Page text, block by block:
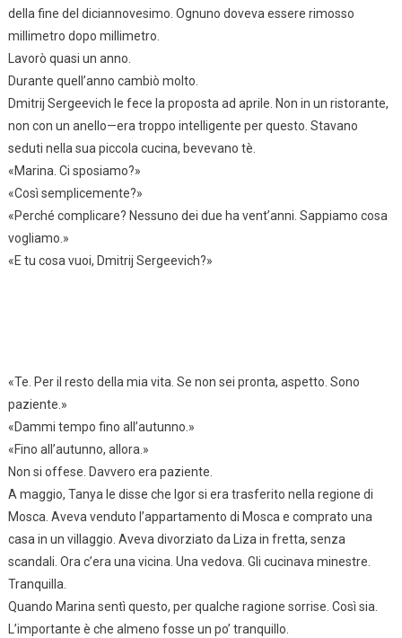
della fine del diciannovesimo. Ognuno doveva essere rimosso
millimetro dopo millimetro.
Lavorò quasi un anno.
Durante quell’anno cambiò molto.
Dmitrij Sergeevich le fece la proposta ad aprile. Non in un ristorante,
non con un anello—era troppo intelligente per questo. Stavano
seduti nella sua piccola cucina, bevevano tè.
«Marina. Ci sposiamo?»
«Così semplicemente?»
«Perché complicare? Nessuno dei due ha vent’anni. Sappiamo cosa
vogliamo.»
«E tu cosa vuoi, Dmitrij Sergeevich?»
«Te. Per il resto della mia vita. Se non sei pronta, aspetto. Sono
paziente.»
«Dammi tempo fino all’autunno.»
«Fino all’autunno, allora.»
Non si offese. Davvero era paziente.
A maggio, Tanya le disse che Igor si era trasferito nella regione di
Mosca. Aveva venduto l’appartamento di Mosca e comprato una
casa in un villaggio. Aveva divorziato da Liza in fretta, senza
scandali. Ora c’era una vicina. Una vedova. Gli cucinava minestre.
Tranquilla.
Quando Marina sentì questo, per qualche ragione sorrise. Così sia.
L’importante è che almeno fosse un po’ tranquillo.